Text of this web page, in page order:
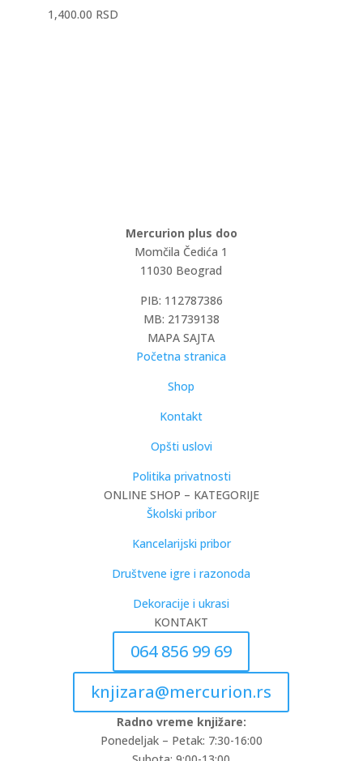
1,400.00 RSD
Mercurion plus doo
Momčila Čedića 1
11030 Beograd
PIB: 112787386
MB: 21739138
MAPA SAJTA
Početna stranica
Shop
Kontakt
Opšti uslovi
Politika privatnosti
ONLINE SHOP – KATEGORIJE
Školski pribor
Kancelarijski pribor
Društvene igre i razonoda
Dekoracije i ukrasi
KONTAKT
064 856 99 69
knjizara@mercurion.rs
Radno vreme knjižare:
Ponedeljak – Petak: 7:30-16:00